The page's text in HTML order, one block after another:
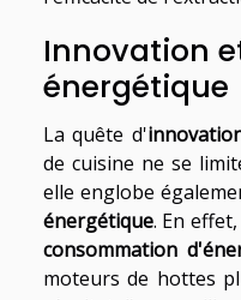
Innovation
énergétique
La quête d'
de cuisine ne se
elle englobe
énergétique. En
consommation
moteurs de hottes